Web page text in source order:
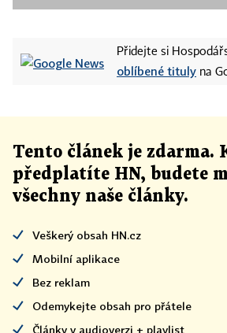
Přidejte si
oblíbené tituly na
Tento článek je zdarma.
předplatíte HN, budete
všechny naše články.
Veškerý obsah HN.cz
Mobilní aplikace
Bez reklam
Odemykejte obsah pro přátele
Články v audioverzi + playlist